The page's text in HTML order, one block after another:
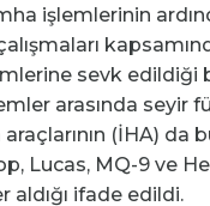
işlemlerinin
sevk edildiği
arasında seyir
araçlarının (İHA) da
Lucas, MQ-9 ve
aldığı ifade edildi.